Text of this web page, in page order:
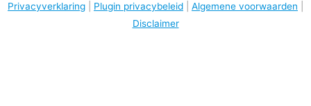
Privacyverklaring Plugin privacybeleid Algemene voorwaarden
Disclaimer